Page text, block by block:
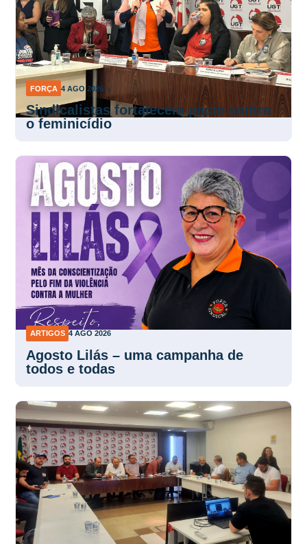
FORÇA 4 AGO 2026
Sindicalistas fortalecem pacto contra
o feminicídio
ARTIGOS 4 AGO 2026
Agosto Lilás – uma campanha de
todos e todas
FORÇA